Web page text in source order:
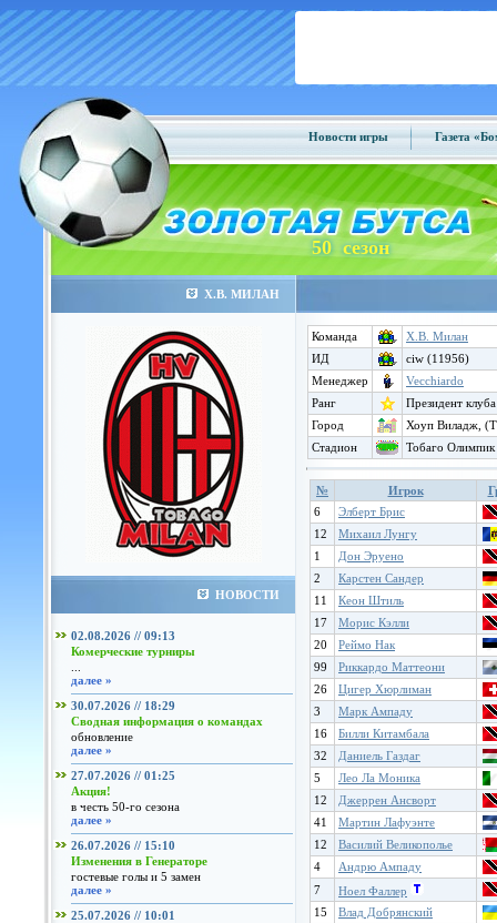
Новости игры Газета
50 сезон
Х.В. МИЛАН
НОВОСТИ
02.08.2026 // 09:13
Комерческие турниры
далее »
30.07.2026 // 18:29
Сводная информация о командах
обновление
далее »
27.07.2026 // 01:25
Акция!
в честь 50-го сезона
далее »
26.07.2026 // 15:10
Изменения в Генераторе
гостевые голы и 5 замен
далее »
25.07.2026 // 10:01
Команда
Х.В. Милан
ИД
ciw (11956)
Менеджер
Vecchiardo
Ранг
Президент клуба
Город
Хоуп Виладж,
Стадион
Тобаго
№ Игрок
6
Элберт Брис
12
Михаил Лунгу
1
Дон Эруено
2
Карстен Сандер
11
Кеон Штиль
17
Морис Кэлли
20
Реймо Нак
99
Риккардо Маттеони
26
Цигер Хюрлиман
3
Марк Ампаду
16
Билли Китамбала
32
Даниель Газдаг
5
Лео Ла Моника
12
Джеррен Ансворт
41
Мартин Лафуэнте
12
Василий Великополье
4
Андрю Ампаду
7
Ноел Фаллер
15
Влад Добрянский